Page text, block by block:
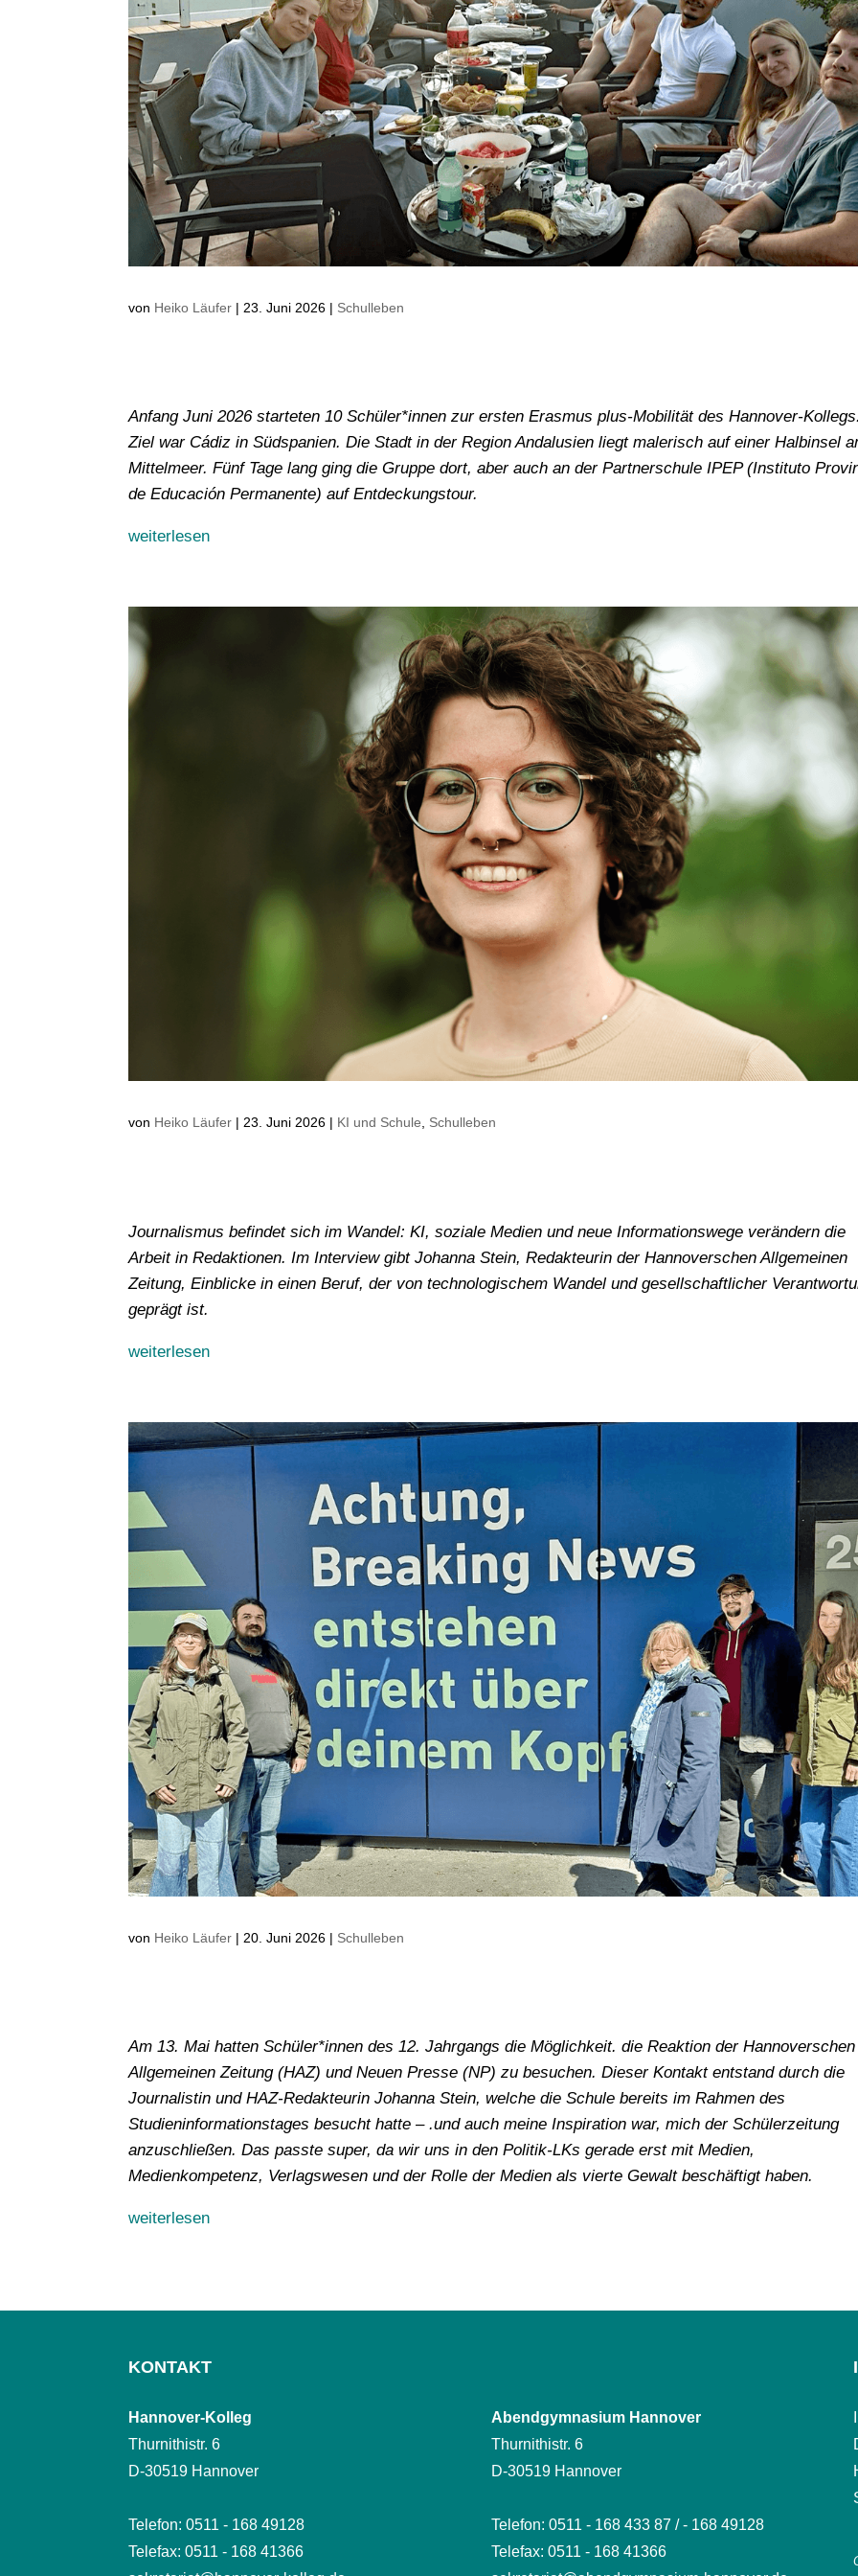
von Heiko Läufer | 23. Juni 2026 | Schulleben
Anfang Juni 2026 starteten 10 Schüler*innen zur ersten Erasmus plus-Mobilität des Hannover-
Ziel war Cádiz in Südspanien. Die Stadt in der Region Andalusien liegt malerisch auf einer Halbinsel
Mittelmeer. Fünf Tage lang ging die Gruppe dort, aber auch an der Partnerschule IPEP (Instituto
de Educación Permanente) auf Entdeckungstour.
weiterlesen
von Heiko Läufer | 23. Juni 2026 | KI und Schule Schulleben
Journalismus befindet sich im Wandel: KI, soziale Medien und neue Informationswege verändern die
Arbeit in Redaktionen. Im Interview gibt Johanna Stein, Redakteurin der Hannoverschen Allgemeinen
Zeitung, Einblicke in einen Beruf, der von technologischem Wandel und gesellschaftlicher
geprägt ist.
weiterlesen
von Heiko Läufer | 20. Juni 2026 | Schulleben
Am 13. Mai hatten Schüler*innen des 12. Jahrgangs die Möglichkeit. die Reaktion der Hannoverschen
Allgemeinen Zeitung (HAZ) und Neuen Presse (NP) zu besuchen. Dieser Kontakt entstand durch die
Journalistin und HAZ-Redakteurin Johanna Stein, welche die Schule bereits im Rahmen des
Studieninformationstages besucht hatte – .und auch meine Inspiration war, mich der Schülerzeitung
anzuschließen. Das passte super, da wir uns in den Politik-LKs gerade erst mit Medien,
Medienkompetenz, Verlagswesen und der Rolle der Medien als vierte Gewalt beschäftigt haben.
weiterlesen
KONTAKT
Hannover-Kolleg
Thurnithistr. 6
D-30519 Hannover
Telefon: 0511 - 168 49128
Telefax: 0511 - 168 41366
Abendgymnasium Hannover
Thurnithistr. 6
D-30519 Hannover
Telefon: 0511 - 168 433 87 / - 168 49128
Telefax: 0511 - 168 41366